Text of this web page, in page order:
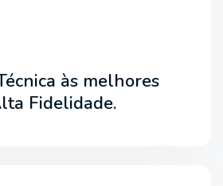
às melhores
Fidelidade.